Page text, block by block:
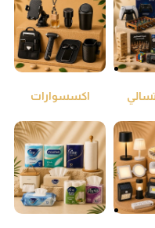
اكسسوارات